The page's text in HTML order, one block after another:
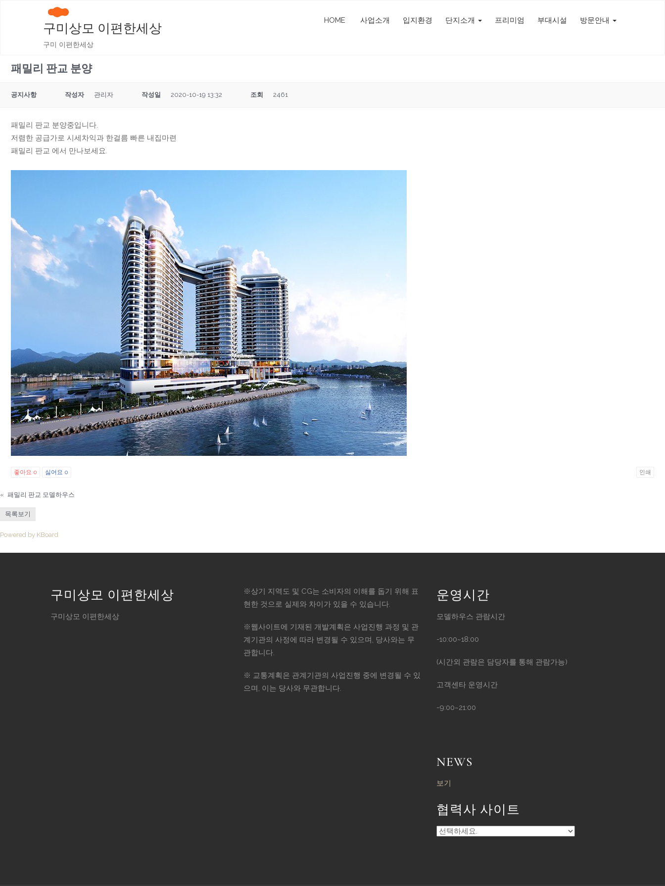
구미상모 이편한세상
구미 이편한세상
HOME 사업소개 입지환경 단지소개 프리미엄 부대시설 방문안내
패밀리 판교 분양
공지사항 작성자 관리자 작성일 2020-10-19 13:32 조회 2461
패밀리 판교 분양중입니다.
저렴한 공급가로 시세차익과 한걸름 빠른 내집마련
패밀리 판교 에서 만나보세요.
좋아요 0 싫어요 0 인쇄
« 패밀리 판교 모델하우스
목록보기
Powered by KBoard
구미상모 이편한세상
구미상모 이편한세상
※상기 지역도 및 CG는 소비자의 이해를 돕기 위해 표
현한 것으로 실제와 차이가 있을 수 있습니다.
※웹사이트에 기재된 개발계획은 사업진행 과정 및 관
계기관의 사정에 따라 변경될 수 있으며, 당사와는 무
관합니다.
※ 교통계획은 관계기관의 사업진행 중에 변경될 수 있
으며, 이는 당사와 무관합니다.
운영시간
모델하우스 관람시간
-10:00~18:00
(시간외 관람은 담당자를 통해 관람가능)
고객센타 운영시간
-9:00~21:00
NEWS
보기
협력사 사이트